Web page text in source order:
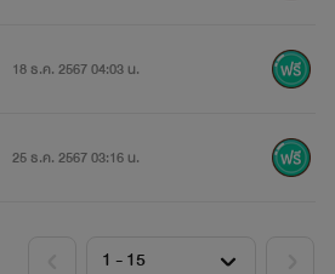
18 ธ.ค. 2567 04:03 น.
25 ธ.ค. 2567 03:16 น.